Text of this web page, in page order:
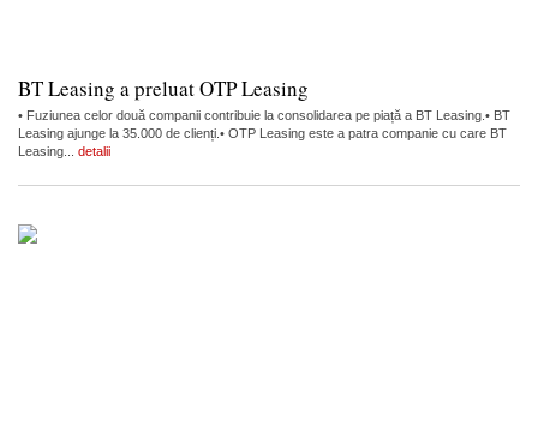
BT Leasing a preluat OTP Leasing
• Fuziunea celor două companii contribuie la consolidarea pe piață a BT Leasing.• BT
Leasing ajunge la 35.000 de clienți.• OTP Leasing este a patra companie cu care BT
Leasing... detalii